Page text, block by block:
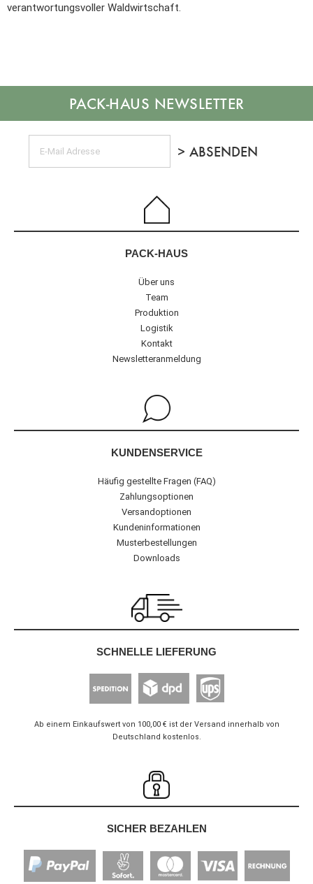
verantwortungsvoller Waldwirtschaft.
NEWSLETTER
PACK-HAUS
Über uns
Team
Produktion
Logistik
Kontakt
Newsletteranmeldung
KUNDENSERVICE
Häufig gestellte Fragen (FAQ)
Zahlungsoptionen
Versandoptionen
Kundeninformationen
Musterbestellungen
Downloads
SCHNELLE LIEFERUNG
Ab einem Einkaufswert von 100,00 € ist der Versand innerhalb von
Deutschland kostenlos.
SICHER BEZAHLEN